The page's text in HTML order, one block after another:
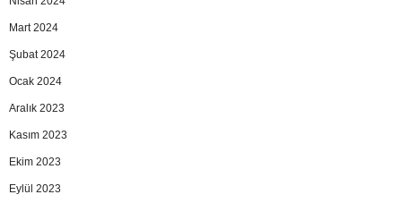
Mart 2024
Şubat 2024
Ocak 2024
Aralık 2023
Kasım 2023
Ekim 2023
Eylül 2023